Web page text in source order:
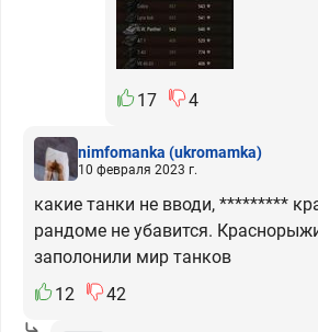
17 4
nimfomanka (ukromamka)
10 февраля 2023 г.
какие танки не вводи, *********
рандоме не убавится.
заполонили мир танков
12
42